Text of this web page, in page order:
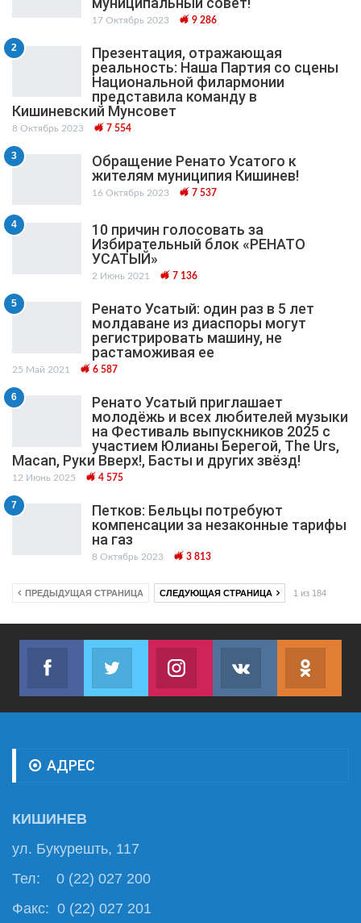
17 Октябрь 2023 9 286
2
Презентация, отражающая
реальность: Наша Партия со сцены
Национальной филармонии
представила команду в
Кишиневский Мунсовет
8 Октябрь 2023 7 554
3
Обращение Ренато Усатого к
жителям муниципия Кишинев!
16 Октябрь 2023 7 537
4
10 причин голосовать за
Избирательный блок «РЕНАТО
УСАТЫЙ»
2 Июнь 2021 7 136
5
Ренато Усатый: один раз в 5 лет
молдаване из диаспоры могут
регистрировать машину, не
растаможивая ее
25 Май 2021 6 587
6
Ренато Усатый приглашает
молодёжь и всех любителей музыки
на Фестиваль выпускников 2025 с
участием Юлианы Берегой, The Urs,
Macan, Руки Вверх!, Басты и других звёзд!
12 Июнь 2025 4 575
7
Петков: Бельцы потребуют
компенсации за незаконные тарифы
на газ
8 Октябрь 2023 3 813
ПРЕДЫДУЩАЯ СТРАНИЦА СЛЕДУЮЩАЯ СТРАНИЦА 1 из 184
Facebook
Join us on Facebook
Twitter
Join us on TwitterJoin us on InstagramJoin us on VK
АДРЕС
КИШИНЕВ
ул. Букурешть, 117
Тел: 0 (22) 027 200
Факс: 0 (22) 027 201